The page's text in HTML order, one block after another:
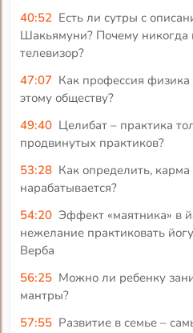
40:52 Есть ли сутры с
Шакьямуни? Почему никогда
телевизор?
47:07 Как профессия
этому обществу?
49:40 Целибат – практика
продвинутых практиков?
53:28 Как определить,
нарабатывается?
54:20 Эффект «маятника» в
нежелание практиковать
Верба
56:25 Можно ли ребенку
мантры?
57:55 Развитие в семье –